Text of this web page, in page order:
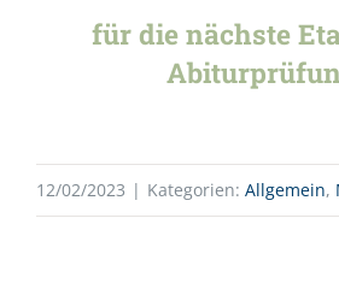
für die nächste
12/02/2023 | Kategorien: Allgemein,